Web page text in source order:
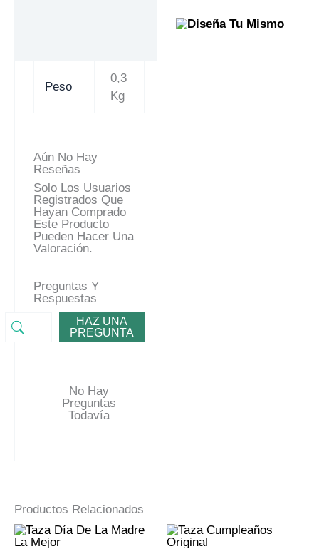
Peso
0,3
Kg
Aún No Hay
Reseñas
Solo Los Usuarios
Registrados Que
Hayan Comprado
Este Producto
Pueden Hacer Una
Valoración.
Preguntas Y
Respuestas
HAZ UNA
PREGUNTA
No Hay
Preguntas
Todavía
Productos Relacionados